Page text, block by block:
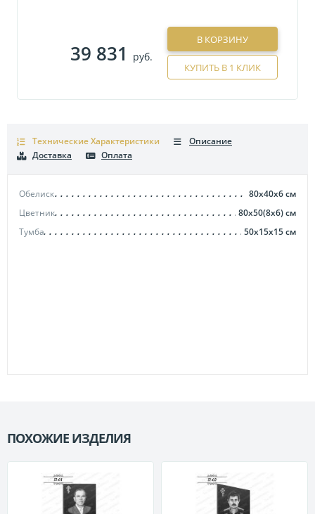
39 831 руб.
В КОРЗИНУ
КУПИТЬ В 1 КЛИК
Технические Характеристики
Обелиск 80х40х6см
Цветник
80х50(8х6)см
Тумба
50х15х15см
Описание
Доставка
Оплата
ПОХОЖИЕ ИЗДЕЛИЯ